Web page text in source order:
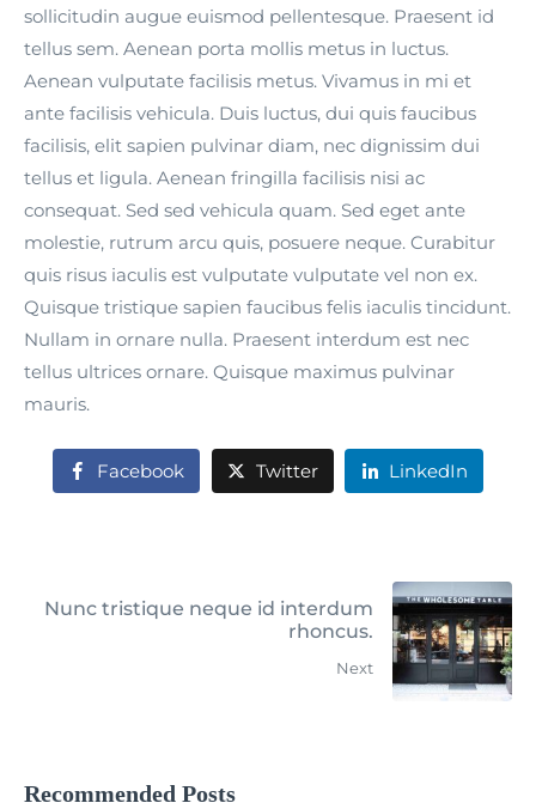
sollicitudin augue euismod pellentesque. Praesent id
tellus sem. Aenean porta mollis metus in luctus.
Aenean vulputate facilisis metus. Vivamus in mi et
ante facilisis vehicula. Duis luctus, dui quis faucibus
facilisis, elit sapien pulvinar diam, nec dignissim dui
tellus et ligula. Aenean fringilla facilisis nisi ac
consequat. Sed sed vehicula quam. Sed eget ante
molestie, rutrum arcu quis, posuere neque. Curabitur
quis risus iaculis est vulputate vulputate vel non ex.
Quisque tristique sapien faucibus felis iaculis tincidunt.
Nullam in ornare nulla. Praesent interdum est nec
tellus ultrices ornare. Quisque maximus pulvinar
mauris.
Facebook Twitter LinkedIn
Nunc tristique neque id interdum
rhoncus.
Next
Recommended Posts